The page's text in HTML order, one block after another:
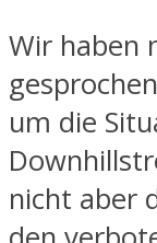
Wir haben
um die
nicht aber